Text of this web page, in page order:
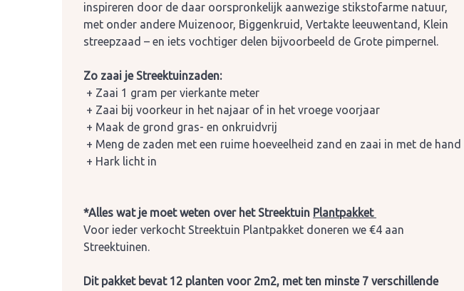
inspireren door de daar oorspronkelijk aanwezige stikstofarme natuur,
met onder andere Muizenoor, Biggenkruid, Vertakte leeuwentand, Klein
streepzaad – en iets vochtiger delen bijvoorbeeld de Grote pimpernel.
Zo zaai je Streektuinzaden:
+ Zaai 1 gram per vierkante meter
+ Zaai bij voorkeur in het najaar of in het vroege voorjaar
+ Maak de grond gras- en onkruidvrij
+ Meng de zaden met een ruime hoeveelheid zand en zaai in met de hand
+ Hark licht in
*Alles wat je moet weten over het Streektuin Plantpakket
Voor ieder verkocht Streektuin Plantpakket doneren we €4 aan
Streektuinen.
Dit pakket bevat 12 planten voor 2m2, met ten minste 7 verschillende